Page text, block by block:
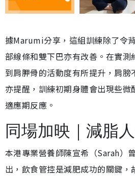
據Marumi分享，這組訓練除了令
部線條和雙下巴亦有改善。在實
到肩胛骨的活動度有所提升，肩
亦提醒，訓練初期身體會出現些微
適應期反應。
同場加映｜減脂
本港專業營養師陳宣希（Sarah）
出，飲食管控是減肥成功的關鍵，